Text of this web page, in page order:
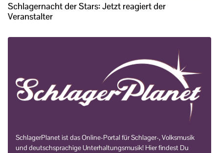
Schlagernacht der Stars: Jetzt reagiert der
Veranstalter
SchlagerPlanet ist das Online-Portal für Schlager-, Volksmusik
und deutschsprachige Unterhaltungsmusik! Hier findest Du